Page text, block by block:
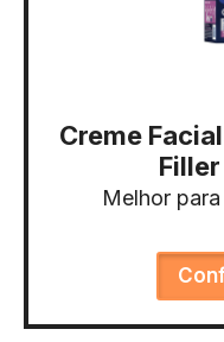
Creme
Melhor